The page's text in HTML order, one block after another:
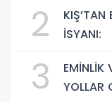
2
KIŞ’TAN
İSYANI:
3
EMİNLİK
YOLLAR